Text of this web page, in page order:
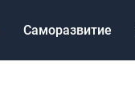
Саморазвитие